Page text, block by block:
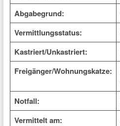
Abgabegrund:
Vermittlungsstatus:
Kastriert/Unkastriert:
Freigänger/Wohnungskatze:
Notfall:
Vermittelt am: